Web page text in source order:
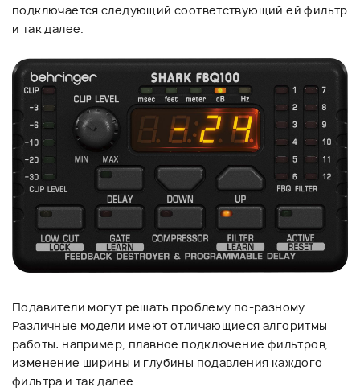
подключается следующий соответствующий ей фильтр
и так далее.
Подавители могут решать проблему по-разному.
Различные модели имеют отличающиеся алгоритмы
работы: например, плавное подключение фильтров,
изменение ширины и глубины подавления каждого
фильтра и так далее.